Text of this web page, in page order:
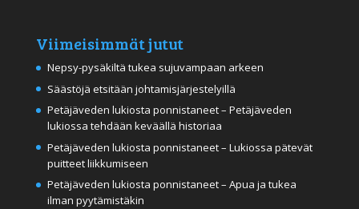
Viimeisimmät jutut
Nepsy-pysäkiltä tukea sujuvampaan arkeen
Säästöjä etsitään johtamisjärjestelyillä
Petäjäveden lukiosta ponnistaneet – Petäjäveden
lukiossa tehdään keväällä historiaa
Petäjäveden lukiosta ponnistaneet – Lukiossa pätevät
puitteet liikkumiseen
Petäjäveden lukiosta ponnistaneet – Apua ja tukea
ilman pyytämistäkin